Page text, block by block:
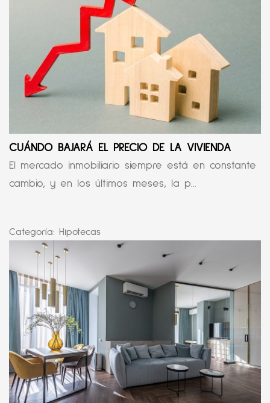
CUÁNDO BAJARÁ EL PRECIO DE LA VIVIENDA
El mercado inmobiliario siempre está en constante
cambio, y en los últimos meses, la p...
Categoría: Hipotecas